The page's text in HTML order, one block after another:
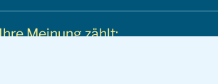
Meinung zählt: